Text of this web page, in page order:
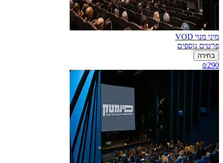
מיני מנוי VOD
פרטים נוספים
בחירה
₪290